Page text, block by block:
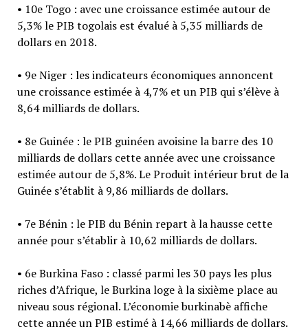
• 10e Togo : avec une croissance estimée autour de
5,3% le PIB togolais est évalué à 5,35 milliards de
dollars en 2018.
• 9e Niger : les indicateurs économiques annoncent
une croissance estimée à 4,7% et un PIB qui s’élève à
8,64 milliards de dollars.
• 8e Guinée : le PIB guinéen avoisine la barre des 10
milliards de dollars cette année avec une croissance
estimée autour de 5,8%. Le Produit intérieur brut de la
Guinée s’établit à 9,86 milliards de dollars.
• 7e Bénin : le PIB du Bénin repart à la hausse cette
année pour s’établir à 10,62 milliards de dollars.
• 6e Burkina Faso : classé parmi les 30 pays les plus
riches d’Afrique, le Burkina loge à la sixième place au
niveau sous régional. L’économie burkinabè affiche
cette année un PIB estimé à 14,66 milliards de dollars.